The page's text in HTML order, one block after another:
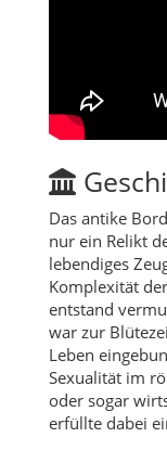
Das antike
nur ein Relikt
lebendiges
Komplexität
entstand
war zur
Leben
Sexualität im
oder sogar
erfüllte dabei